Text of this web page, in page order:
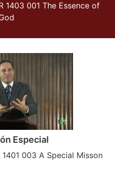
1403 001 The Essence of
Especial
1401 003 A Special Misson